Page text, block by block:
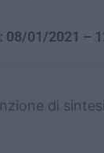
08/01/2021 –
di